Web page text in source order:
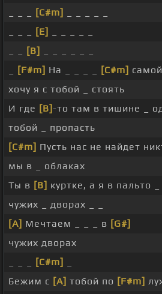
[C#m]
[E]
[B]
[F#m] На _ _ _ _ [C#m]
хочу я с тобой _ стоять
И где [B]-то там в тишине _
тобой _ пропасть
[C#m] Пусть нас не найдет
мы в _ облаках
Ты в [B] куртке, а я в пальто
чужих _ дворах _ _
[A] Мечтаем _ _ _ в [G#]
чужих дворах
[C#m]
Бежим с [A] тобой по [F#m]